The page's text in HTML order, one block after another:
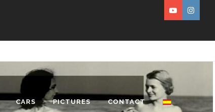
CARS PICTURES CONTACT